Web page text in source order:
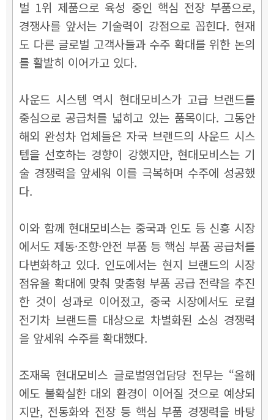
벌 1위 제품으로 육성 중인 핵심 전장 부품으로,
경쟁사를 앞서는 기술력이 강점으로 꼽힌다. 현재
도 다른 글로벌 고객사들과 수주 확대를 위한 논의
를 활발히 이어가고 있다.
사운드 시스템 역시 현대모비스가 고급 브랜드를
중심으로 공급처를 넓히고 있는 품목이다. 그동안
해외 완성차 업체들은 자국 브랜드의 사운드 시스
템을 선호하는 경향이 강했지만, 현대모비스는 기
술 경쟁력을 앞세워 이를 극복하며 수주에 성공했
다.
이와 함께 현대모비스는 중국과 인도 등 신흥 시장
에서도 제동·조향·안전 부품 등 핵심 부품 공급처를
다변화하고 있다. 인도에서는 현지 브랜드의 시장
점유율 확대에 맞춰 맞춤형 부품 공급 전략을 추진
한 것이 성과로 이어졌고, 중국 시장에서도 로컬
전기차 브랜드를 대상으로 차별화된 소싱 경쟁력
을 앞세워 수주를 확대했다.
조재목 현대모비스 글로벌영업담당 전무는 “올해
에도 불확실한 대외 환경이 이어질 것으로 예상되
지만, 전동화와 전장 등 핵심 부품 경쟁력을 바탕